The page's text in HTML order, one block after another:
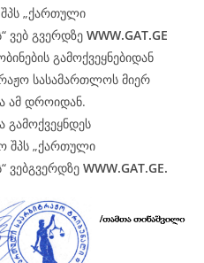
„ქართული
ვებ გვერდზე WWW.GAT.GE
გამოქვეყნებიდან
სასამართლოს მიერ
ამ დროიდან.
გამოქვეყნდეს
შპს „ქართული
ვებგვერდზე WWW.GAT.GE.